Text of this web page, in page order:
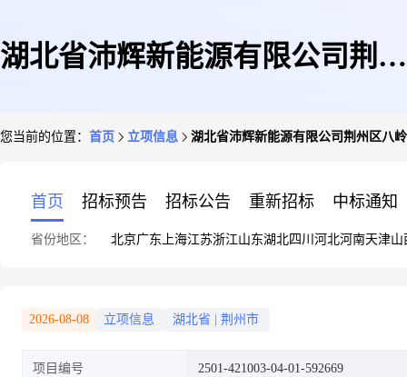
湖北省沛辉新能源有限公司荆州
您当前的位置： 首页 立项信息 湖北省沛辉新能源有限公司荆州区八
首页 招标预告 招标公告 重新招标 中标通知
省份地区： 北京广东 上海江苏浙江山东湖北四川 河北河南天津山
2026-08-08 立项信息 湖北省 荆州市
项目编号 2501-421003-04-01-592669